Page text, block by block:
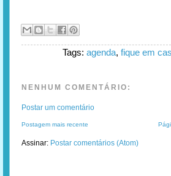
Tags: agenda, fique em
NENHUM COMENTÁRIO:
Postar um comentário
Postagem mais recente
Assinar: Postar comentários (Atom)